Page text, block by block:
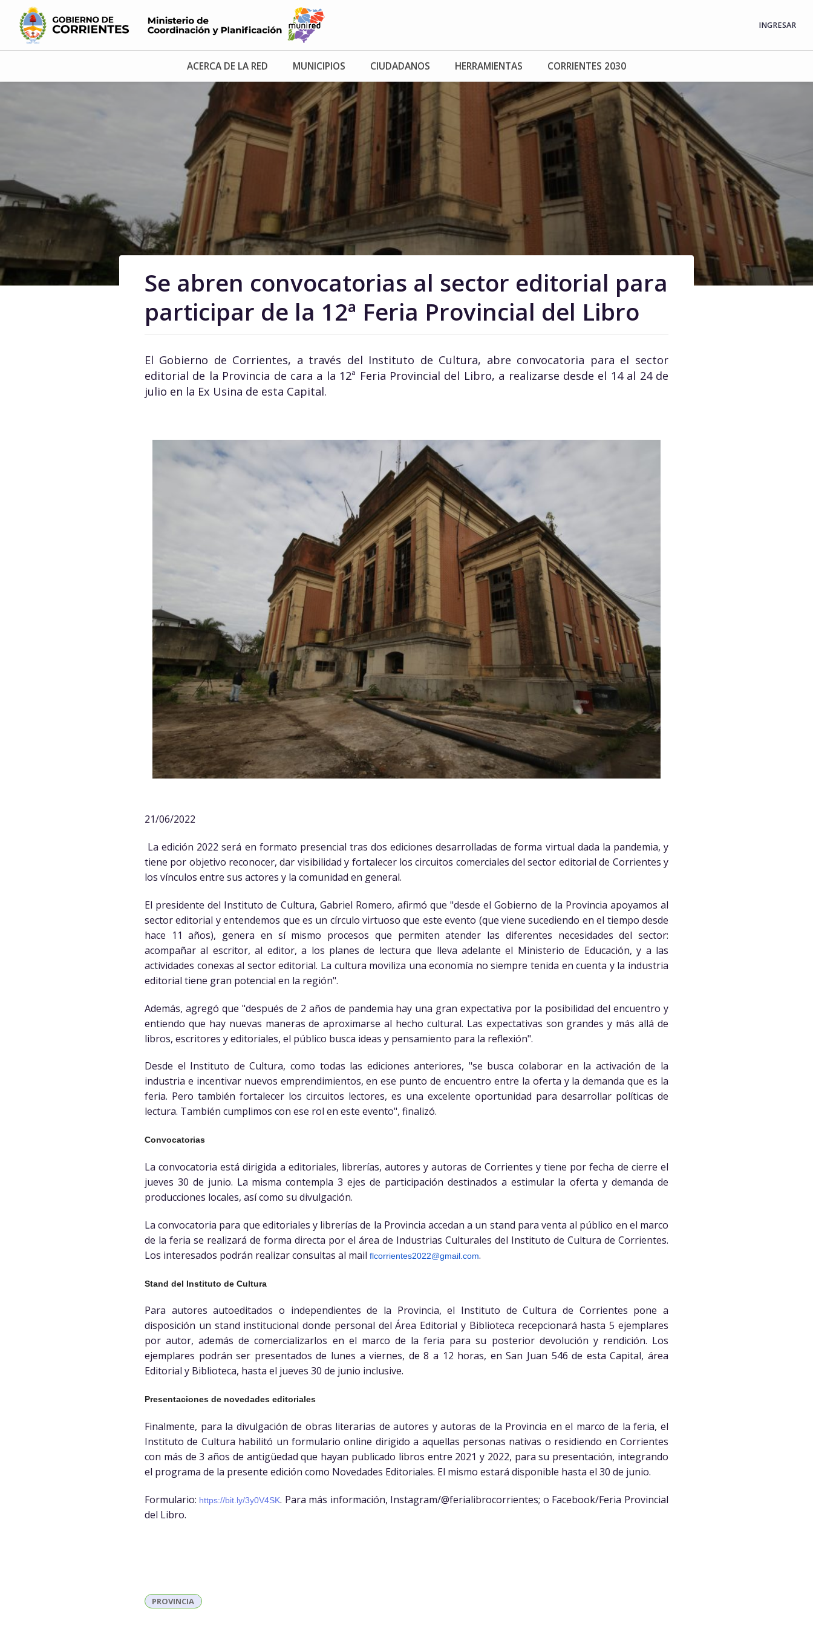
INGRESAR
ACERCA DE LA RED MUNICIPIOS CIUDADANOS HERRAMIENTAS CORRIENTES 2030
Se abren convocatorias al sector editorial para
participar de la 12ª Feria Provincial del Libro
El Gobierno de Corrientes, a través del Instituto de Cultura, abre convocatoria para el sector
editorial de la Provincia de cara a la 12ª Feria Provincial del Libro, a realizarse desde el 14 al 24 de
julio en la Ex Usina de esta Capital.
21/06/2022
La edición 2022 será en formato presencial tras dos ediciones desarrolladas de forma virtual dada la pandemia, y
tiene por objetivo reconocer, dar visibilidad y fortalecer los circuitos comerciales del sector editorial de Corrientes y
los vínculos entre sus actores y la comunidad en general.
El presidente del Instituto de Cultura, Gabriel Romero, afirmó que "desde el Gobierno de la Provincia apoyamos al
sector editorial y entendemos que es un círculo virtuoso que este evento (que viene sucediendo en el tiempo desde
hace 11 años), genera en sí mismo procesos que permiten atender las diferentes necesidades del sector:
acompañar al escritor, al editor, a los planes de lectura que lleva adelante el Ministerio de Educación, y a las
actividades conexas al sector editorial. La cultura moviliza una economía no siempre tenida en cuenta y la industria
editorial tiene gran potencial en la región".
Además, agregó que "después de 2 años de pandemia hay una gran expectativa por la posibilidad del encuentro y
entiendo que hay nuevas maneras de aproximarse al hecho cultural. Las expectativas son grandes y más allá de
libros, escritores y editoriales, el público busca ideas y pensamiento para la reflexión".
Desde el Instituto de Cultura, como todas las ediciones anteriores, "se busca colaborar en la activación de la
industria e incentivar nuevos emprendimientos, en ese punto de encuentro entre la oferta y la demanda que es la
feria. Pero también fortalecer los circuitos lectores, es una excelente oportunidad para desarrollar políticas de
lectura. También cumplimos con ese rol en este evento", finalizó.
Convocatorias
La convocatoria está dirigida a editoriales, librerías, autores y autoras de Corrientes y tiene por fecha de cierre el
jueves 30 de junio. La misma contempla 3 ejes de participación destinados a estimular la oferta y demanda de
producciones locales, así como su divulgación.
La convocatoria para que editoriales y librerías de la Provincia accedan a un stand para venta al público en el marco
de la feria se realizará de forma directa por el área de Industrias Culturales del Instituto de Cultura de Corrientes.
Los interesados podrán realizar consultas al mail flcorrientes2022@gmail. com.
Stand del Instituto de Cultura
Para autores autoeditados o independientes de la Provincia, el Instituto de Cultura de Corrientes pone a
disposición un stand institucional donde personal del Área Editorial y Biblioteca recepcionará hasta 5 ejemplares
por autor, además de comercializarlos en el marco de la feria para su posterior devolución y rendición. Los
ejemplares podrán ser presentados de lunes a viernes, de 8 a 12 horas, en San Juan 546 de esta Capital, área
Editorial y Biblioteca, hasta el jueves 30 de junio inclusive.
Presentaciones de novedades editoriales
Finalmente, para la divulgación de obras literarias de autores y autoras de la Provincia en el marco de la feria, el
Instituto de Cultura habilitó un formulario online dirigido a aquellas personas nativas o residiendo en Corrientes
con más de 3 años de antigüedad que hayan publicado libros entre 2021 y 2022, para su presentación, integrando
el programa de la presente edición como Novedades Editoriales. El mismo estará disponible hasta el 30 de junio.
Formulario: https://bit.ly/3y0V4SK. Para más información, Instagram/@ferialibrocorrientes; o Facebook/Feria Provincial
del Libro.
PROVINCIA